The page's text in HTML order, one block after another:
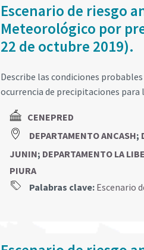
Escenario de riesgo
Meteorológico por
22 de octubre 2019).
Describe las condiciones
ocurrencia de precipitaciones para
CENEPRED
DEPARTAMENTO ANCASH;
JUNIN; DEPARTAMENTO LA
PIURA
Palabras clave: Escenario